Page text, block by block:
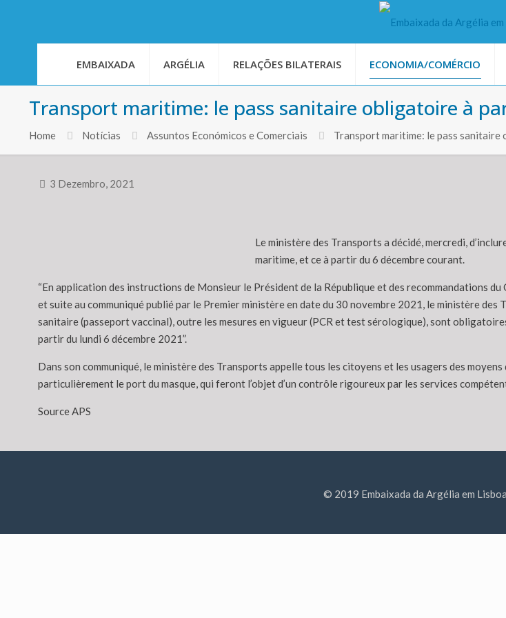
EMBAIXADA ARGÉLIA RELAÇÕES BILATERAIS ECONOMIA/COMÉRCIO
Transport maritime: le pass sanitaire obligatoire à
Home Notícias Assuntos Económicos e Comerciais Transport maritime: le pass
3 Dezembro, 2021
Le ministère des Transports a décidé, mercredi,
maritime, et ce à partir du 6 décembre courant.
“En application des instructions de Monsieur le Président de la République et des recommandations
et suite au communiqué publié par le Premier ministère en date du 30 novembre 2021, le ministère
sanitaire (passeport vaccinal), outre les mesures en vigueur (PCR et test sérologique), sont
partir du lundi 6 décembre 2021”.
Dans son communiqué, le ministère des Transports appelle tous les citoyens et les usagers des
particulièrement le port du masque, qui feront l’objet d’un contrôle rigoureux par les services
Source APS
© 2019 Embaixada da Argélia em